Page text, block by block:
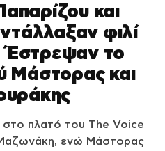
και
φιλί
Έστρεψαν το
Μάστορας και
στο πλατό του The Voice
Μαζωνάκη, ενώ Μάστορας